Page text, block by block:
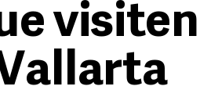
visiten